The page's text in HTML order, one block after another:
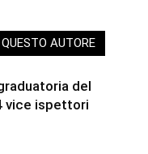
AUTORE
del
vice ispettori